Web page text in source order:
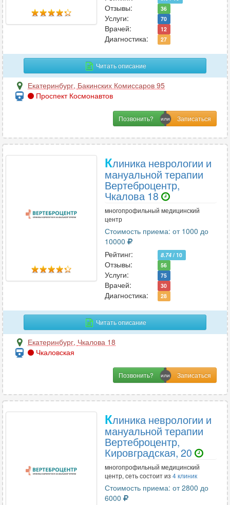
Профпатология
Пульмонология 21
Реаниматология 12
Ревматология
12
Скорая медицинская помощь
Сомнология
Т
76
Травматология-ортопедия 37
Трихология
УЗИ
Отзывы: 36
Услуги: 70
Врачей: 12
Диагностика: 27
Читать описание
Екатеринбург, Бакинских Комиссаров 95
Проспект Космонавтов
Позвонить?
Клиника неврологии и
мануальной терапии
Вертеброцентр,
Чкалова 18
многопрофильный медицинский
центр
Стоимость приема: от 1000 до
10000
Рейтинг:
8.74 / 10
Отзывы: 56
Услуги: 75
Врачей: 30
Диагностика: 28
Читать описание
Екатеринбург, Чкалова 18
Чкаловская
Позвонить?
Клиника неврологии и
мануальной терапии
Вертеброцентр,
Кировградская, 20
многопрофильный медицинский
центр, сеть состоит из 4 клиник
Стоимость приема: от 2800 до
6000